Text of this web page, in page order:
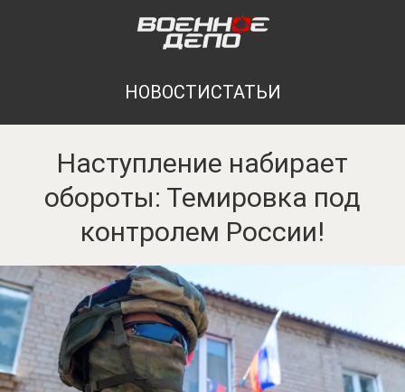
НОВОСТИСТАТЬИ
Наступление набирает
обороты: Темировка под
контролем России!